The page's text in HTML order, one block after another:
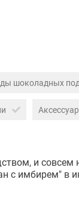
шоколадных
и совсем
имбирем" в